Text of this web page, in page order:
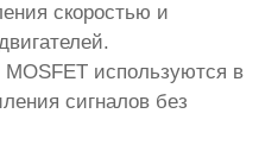
скоростью и
MOSFET используются в
сигналов без